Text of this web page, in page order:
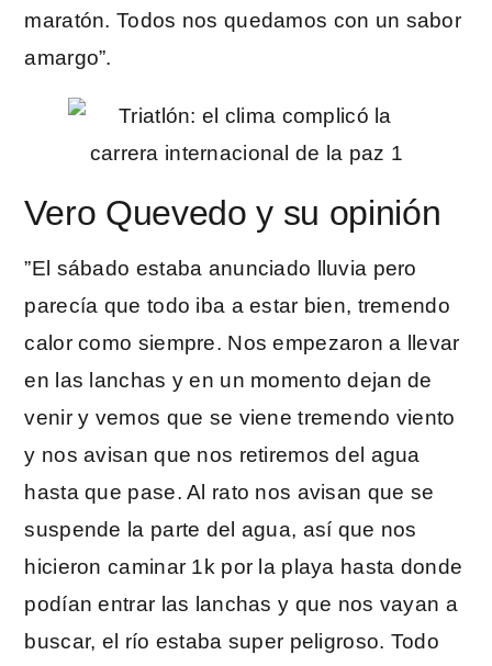
maratón. Todos nos quedamos con un sabor
amargo”.
Vero Quevedo y su opinión
”El sábado estaba anunciado lluvia pero
parecía que todo iba a estar bien, tremendo
calor como siempre. Nos empezaron a llevar
en las lanchas y en un momento dejan de
venir y vemos que se viene tremendo viento
y nos avisan que nos retiremos del agua
hasta que pase. Al rato nos avisan que se
suspende la parte del agua, así que nos
hicieron caminar 1k por la playa hasta donde
podían entrar las lanchas y que nos vayan a
buscar, el río estaba super peligroso. Todo